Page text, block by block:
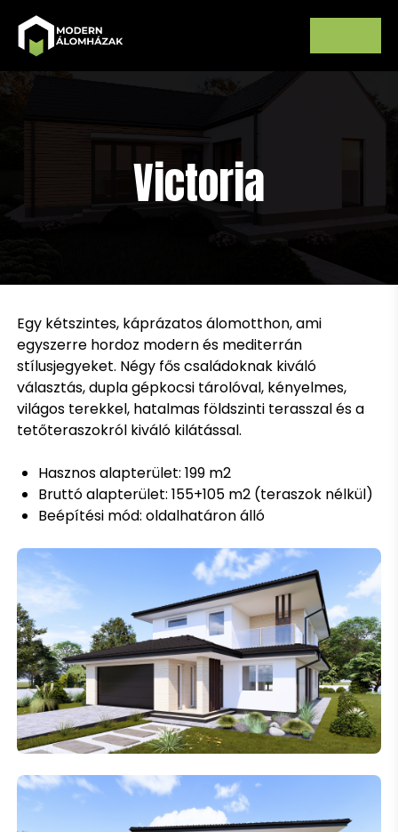
Victoria
Egy kétszintes, káprázatos álomotthon, ami
egyszerre hordoz modern és mediterrán
stílusjegyeket. Négy fős családoknak kiváló
választás, dupla gépkocsi tárolóval, kényelmes,
világos terekkel, hatalmas földszinti terasszal és a
tetőteraszokról kiváló kilátással.
Hasznos alapterület: 199 m2
Bruttó alapterület: 155+105 m2 (teraszok nélkül)
Beépítési mód: oldalhatáron álló